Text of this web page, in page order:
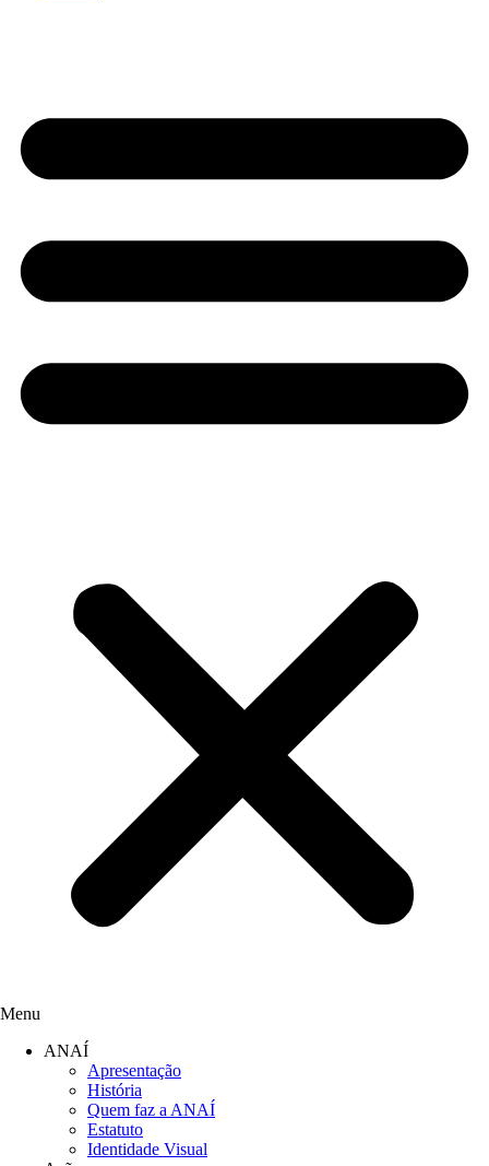
Menu
ANAÍ
Apresentação
História
Quem faz a ANAÍ
Estatuto
Identidade Visual